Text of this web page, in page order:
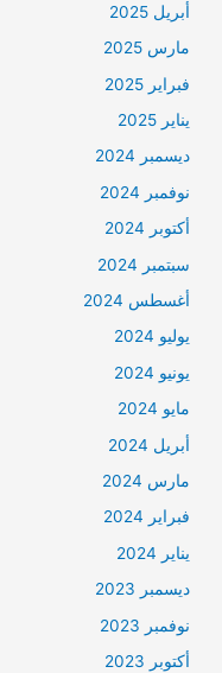
أبريل 2025
مارس 2025
فبراير 2025
يناير 2025
ديسمبر 2024
نوفمبر 2024
أكتوبر 2024
سبتمبر 2024
أغسطس 2024
يوليو 2024
يونيو 2024
مايو 2024
أبريل 2024
مارس 2024
فبراير 2024
يناير 2024
ديسمبر 2023
نوفمبر 2023
أكتوبر 2023